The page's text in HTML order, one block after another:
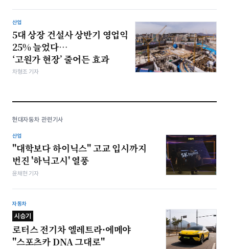
산업
5대 상장 건설사 상반기 영업익
25% 늘었다…
‘고원가 현장’ 줄어든 효과
차형조 기자
현대자동차 관련기사
산업
"대학보다 하이닉스" 고교 입시까지
번진 '하닉고시' 열풍
윤채현 기자
자동차
시승기
로터스 전기차 엘레트라·에메야
"스포츠카 DNA 그대로"